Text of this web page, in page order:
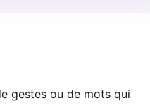
gestes ou de mots qui